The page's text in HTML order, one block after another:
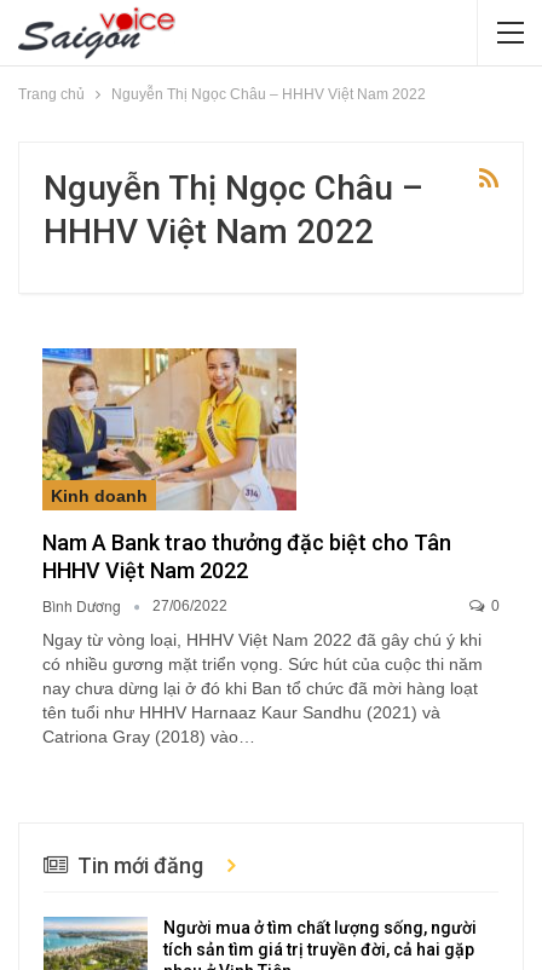
Trang chủ Nguyễn Thị Ngọc Châu – HHHV Việt Nam 2022
Nguyễn Thị Ngọc Châu –
HHHV Việt Nam 2022
Kinh doanh
Nam A Bank trao thưởng đặc biệt cho Tân
HHHV Việt Nam 2022
Bình Dương 27/06/2022 0
Ngay từ vòng loại, HHHV Việt Nam 2022 đã gây chú ý khi
có nhiều gương mặt triển vọng. Sức hút của cuộc thi năm
nay chưa dừng lại ở đó khi Ban tổ chức đã mời hàng loạt
tên tuổi như HHHV Harnaaz Kaur Sandhu (2021) và
Catriona Gray (2018) vào…
Tin mới đăng
Người mua ở tìm chất lượng sống, người
tích sản tìm giá trị truyền đời, cả hai gặp